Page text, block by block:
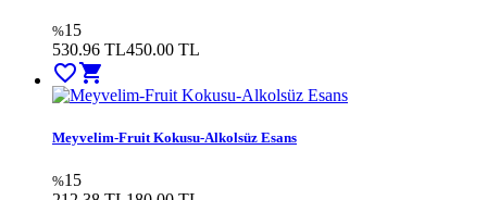
%15
530.96 TL450.00 TL
favorite_bordershopping_cart
Meyvelim-Fruit Kokusu-Alkolsüz Esans
%15